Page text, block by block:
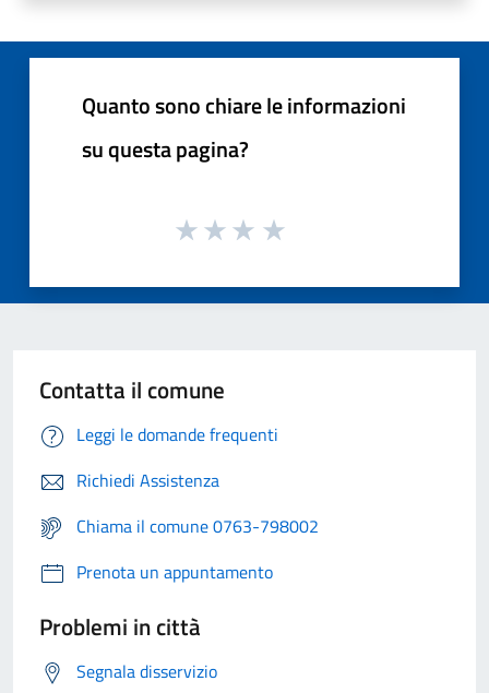
Quanto sono chiare le informazioni
su questa pagina?
Contatta il comune
Leggi le domande frequenti
Richiedi Assistenza
Chiama il comune 0763-798002
Prenota un appuntamento
Problemi in città
Segnala disservizio